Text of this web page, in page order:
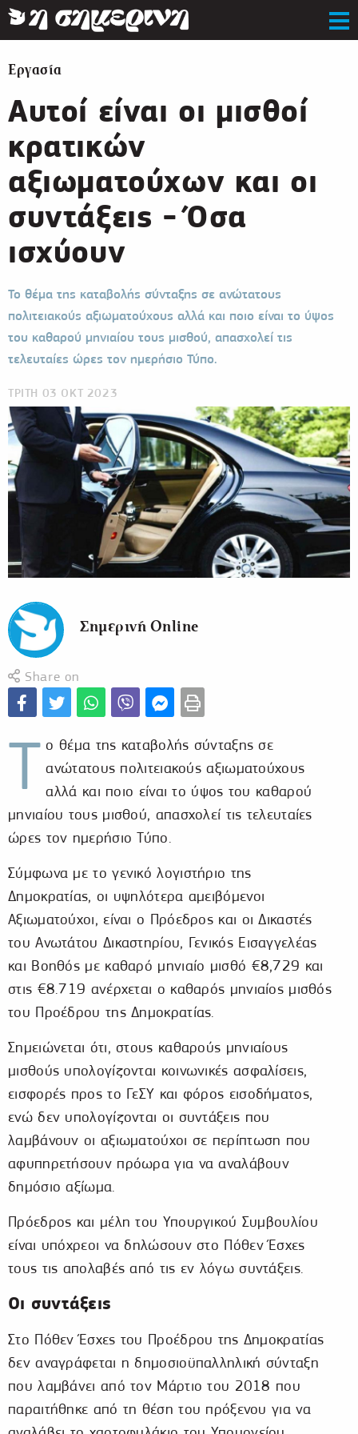
Εργασία
Αυτοί είναι οι μισθοί
κρατικών
αξιωματούχων και οι
συντάξεις - Όσα
ισχύουν
Το θέμα της καταβολής σύνταξης σε ανώτατους
πολιτειακούς αξιωματούχους αλλά και ποιο είναι το ύψος
του καθαρού μηνιαίου τους μισθού, απασχολεί τις
τελευταίες ώρες τον ημερήσιο Τύπο.
ΤΡΙΤΗ 03 ΟΚΤ 2023
Σημερινή Online
Share on
Τ ο θέμα της καταβολής σύνταξης σε
ανώτατους πολιτειακούς αξιωματούχους
αλλά και ποιο είναι το ύψος του καθαρού
μηνιαίου τους μισθού, απασχολεί τις τελευταίες
ώρες τον ημερήσιο Τύπο.
Σύμφωνα με το γενικό λογιστήριο της
Δημοκρατίας, οι υψηλότερα αμειβόμενοι
Αξιωματούχοι, είναι ο Πρόεδρος και οι Δικαστές
του Ανωτάτου Δικαστηρίου, Γενικός Εισαγγελέας
και Βοηθός με καθαρό μηνιαίο μισθό €8,729 και
στις €8.719 ανέρχεται ο καθαρός μηνιαίος μισθός
του Προέδρου της Δημοκρατίας.
Σημειώνεται ότι, στους καθαρούς μηνιαίους
μισθούς υπολογίζονται κοινωνικές ασφαλίσεις,
εισφορές προς το ΓεΣΥ και φόρος εισοδήματος,
ενώ δεν υπολογίζονται οι συντάξεις που
λαμβάνουν οι αξιωματούχοι σε περίπτωση που
αφυπηρετήσουν πρόωρα για να αναλάβουν
δημόσιο αξίωμα.
Πρόεδρος και μέλη του Υπουργικού Συμβουλίου
είναι υπόχρεοι να δηλώσουν στο Πόθεν Έσχες
τους τις απολαβές από τις εν λόγω συντάξεις.
Οι συντάξεις
Στο Πόθεν Έσχες του Προέδρου της Δημοκρατίας
δεν αναγράφεται η δημοσιοϋπαλληλική σύνταξη
που λαμβάνει από τον Μάρτιο του 2018 που
παραιτήθηκε από τη θέση του πρόξενου για να